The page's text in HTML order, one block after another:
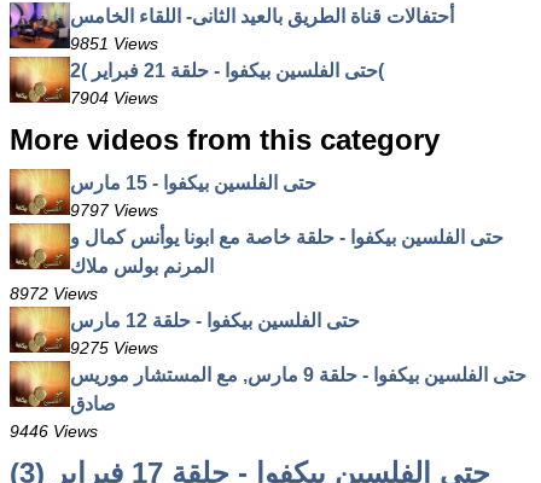
أحتفالات قناة الطريق بالعيد الثانى- اللقاء الخامس
9851 Views
حتى الفلسين بيكفوا - حلقة 21 فبراير )2(
7904 Views
More videos from this category
حتى الفلسين بيكفوا - 15 مارس
9797 Views
حتى الفلسين بيكفوا - حلقة خاصة مع ابونا يوأنس كمال و
المرنم بولس ملاك
8972 Views
حتى الفلسين بيكفوا - حلقة 12 مارس
9275 Views
حتى الفلسين بيكفوا - حلقة 9 مارس, مع المستشار موريس
صادق
9446 Views
حتى الفلسين بيكفوا - حلقة 17 فبراير (3)